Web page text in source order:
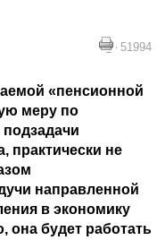
51994
«пенсионной
меру по
практически не
направленной
в экономику
она будет работать